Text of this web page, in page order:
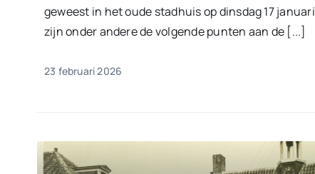
geweest in het oude stadhuis op dinsdag 17
zijn onder andere de volgende punten aan de [...]
23 februari 2026